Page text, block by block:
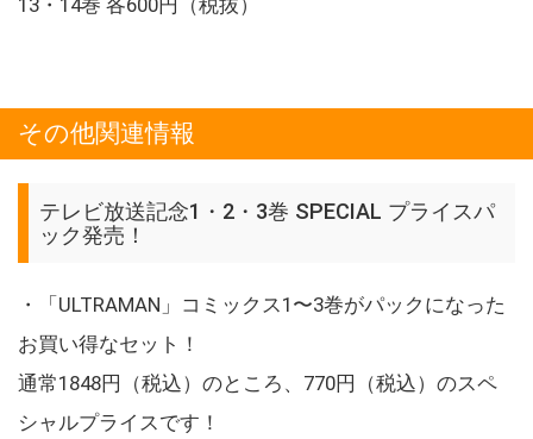
13・14巻 各600円（税抜）
その他関連情報
テレビ放送記念1・2・3巻 SPECIAL プライスパ
ック発売！
・「ULTRAMAN」コミックス1〜3巻がパックになった
お買い得なセット！
通常1848円（税込）のところ、770円（税込）のスペ
シャルプライスです！